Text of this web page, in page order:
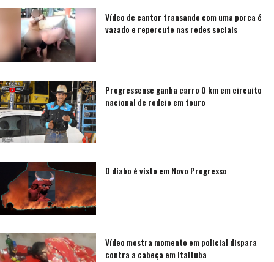
Vídeo de cantor transando com uma porca é
vazado e repercute nas redes sociais
Progressense ganha carro 0 km em circuito
nacional de rodeio em touro
O diabo é visto em Novo Progresso
Vídeo mostra momento em policial dispara
contra a cabeça em Itaituba